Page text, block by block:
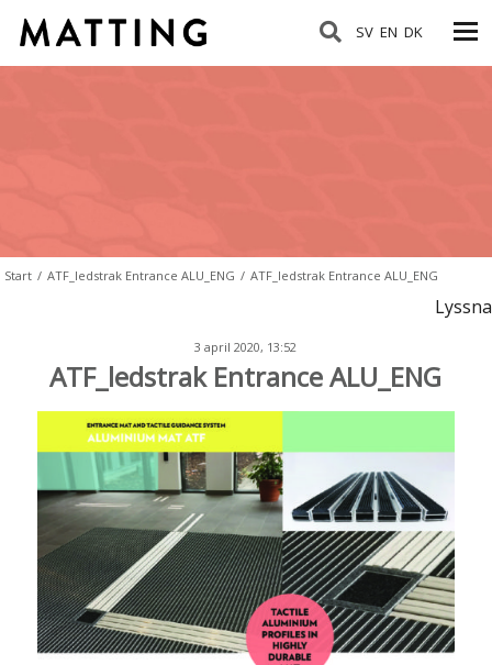
SV EN DK
Start / ATF_ledstrak Entrance ALU_ENG / ATF_ledstrak Entrance ALU_ENG
Lyssna
3 april 2020, 13:52
ATF_ledstrak Entrance ALU_ENG